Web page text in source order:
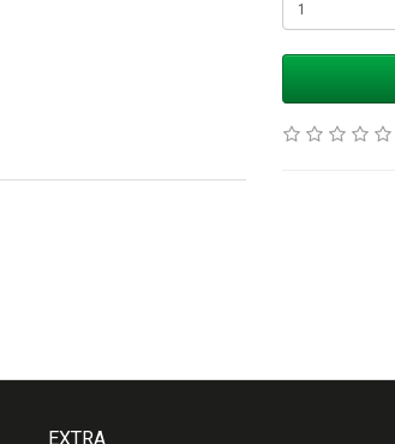
EXTRA